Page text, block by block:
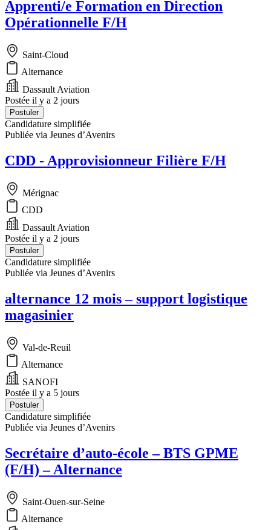
Apprenti/e Formation en Direction
Opérationnelle F/H
Saint-Cloud
Alternance
Dassault Aviation
Postée il y a 2 jours
Postuler
Candidature simplifiée
Publiée via Jeunes d’Avenirs
CDD - Approvisionneur Filière F/H
Mérignac
CDD
Dassault Aviation
Postée il y a 2 jours
Postuler
Candidature simplifiée
Publiée via Jeunes d’Avenirs
alternance 12 mois – support logistique
magasinier
Val-de-Reuil
Alternance
SANOFI
Postée il y a 5 jours
Postuler
Candidature simplifiée
Publiée via Jeunes d’Avenirs
Secrétaire d’auto-école – BTS GPME
(F/H) – Alternance
Saint-Ouen-sur-Seine
Alternance